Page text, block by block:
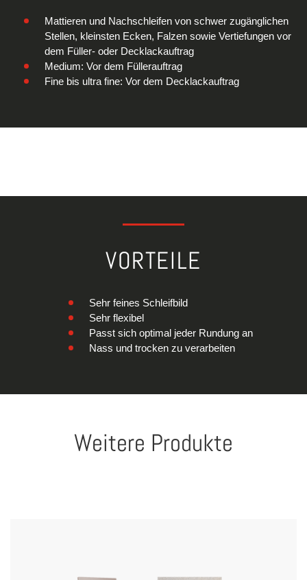
Mattieren und Nachschleifen von schwer zugänglichen
Stellen, kleinsten Ecken, Falzen sowie Vertiefungen vor
dem Füller- oder Decklackauftrag
Medium: Vor dem Füllerauftrag
Fine bis ultra fine: Vor dem Decklackauftrag
VORTEILE
Sehr feines Schleifbild
Sehr flexibel
Passt sich optimal jeder Rundung an
Nass und trocken zu verarbeiten
Weitere Produkte